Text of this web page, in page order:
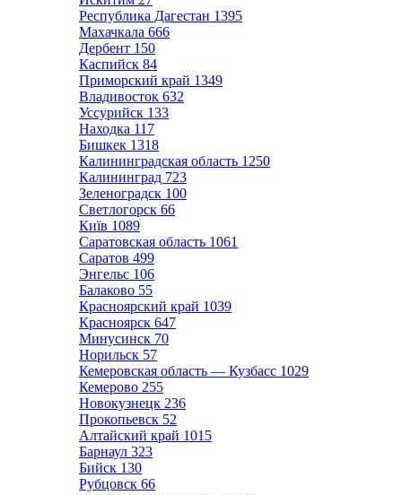
Республика Дагестан 1395
Махачкала 666
Дербент 150
Каспийск 84
Приморский край 1349
Владивосток 632
Уссурийск 133
Находка 117
Бишкек 1318
Калининградская область 1250
Калининград 723
Зеленоградск 100
Светлогорск 66
Київ 1089
Саратовская область 1061
Саратов 499
Энгельс 106
Балаково 55
Красноярский край 1039
Красноярск 647
Минусинск 70
Норильск 57
Кемеровская область — Кузбасс 1029
Кемерово 255
Новокузнецк 236
Прокопьевск 52
Алтайский край 1015
Барнаул 323
Бийск 130
Рубцовск 66